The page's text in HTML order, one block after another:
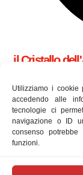
Utilizziamo i cookie
accedendo alle
tecnologie ci
navigazione o ID
consenso
funzioni.
il Cristallo
cookie policy
Utilizziamo i
migliore